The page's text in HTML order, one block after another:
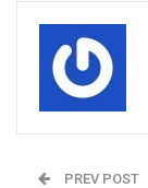
PREV POST